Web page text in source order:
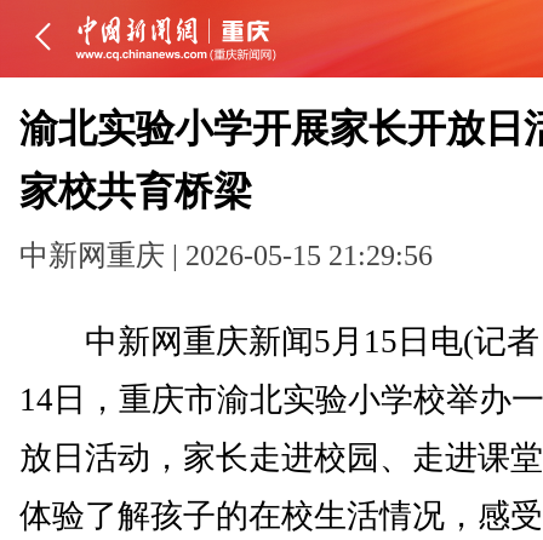
渝北实验小学开展家长开放日
家校共育桥梁
中新网重庆 | 2026-05-15 21:29:56
中新网重庆新闻5月15日电(记者
14日，重庆市渝北实验小学校举办
放日活动，家长走进校园、走进课
体验了解孩子的在校生活情况，感